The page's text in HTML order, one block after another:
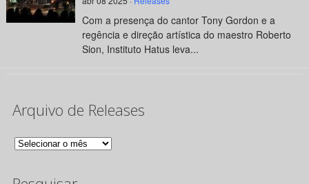
Com a presença do cantor Tony Gordon e a
regência e direção artística do maestro Roberto
Sion, Instituto Hatus leva...
Arquivo de Releases
Arquivo
Releases